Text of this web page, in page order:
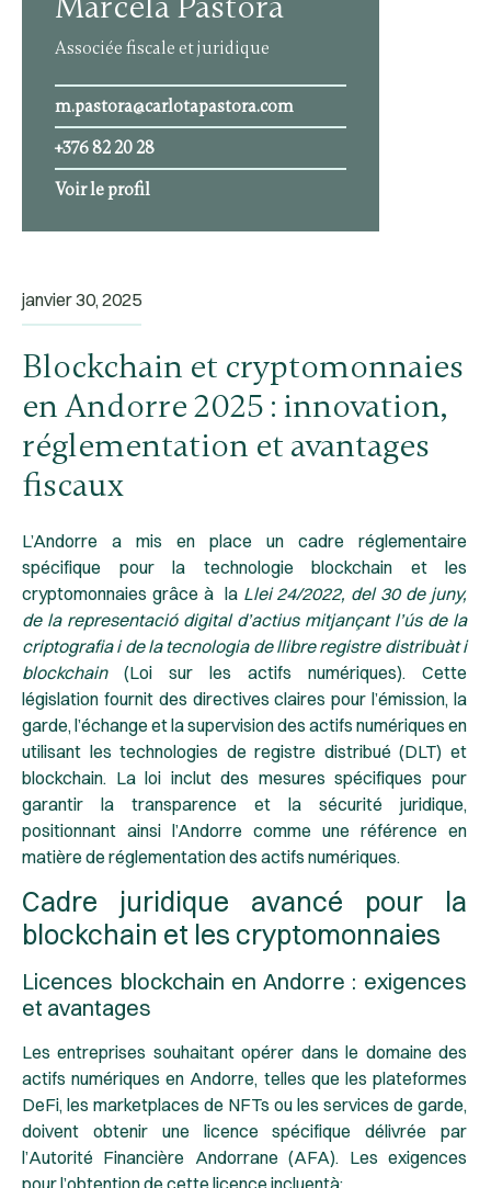
Associée fiscale et juridique
m.pastora@carlotapastora.com
+376 82 20 28
Voir le profil
janvier 30, 2025
Blockchain et cryptomonnaies
en Andorre 2025 : innovation,
réglementation et avantages
fiscaux
L’Andorre a mis en place un cadre réglementaire
spécifique pour la technologie blockchain et les
cryptomonnaies grâce à la Llei 24/2022, del 30 de juny,
de la representació digital d’actius mitjançant l’ús de la
criptografia i de la tecnologia de llibre registre distribuàt i
blockchain (Loi sur les actifs numériques). Cette
législation fournit des directives claires pour l’émission, la
garde, l’échange et la supervision des actifs numériques en
utilisant les technologies de registre distribué (DLT) et
blockchain. La loi inclut des mesures spécifiques pour
garantir la transparence et la sécurité juridique,
positionnant ainsi l’Andorre comme une référence en
matière de réglementation des actifs numériques.
Cadre juridique avancé pour la
blockchain et les cryptomonnaies
Licences blockchain en Andorre : exigences
et avantages
Les entreprises souhaitant opérer dans le domaine des
actifs numériques en Andorre, telles que les plateformes
DeFi, les marketplaces de NFTs ou les services de garde,
doivent obtenir une licence spécifique délivrée par
l’Autorité Financière Andorrane (AFA). Les exigences